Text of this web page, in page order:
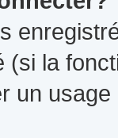
(si la
un